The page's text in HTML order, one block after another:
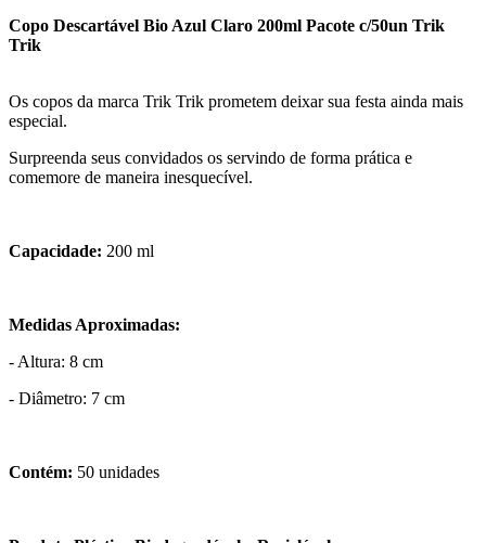
Copo Descartável Bio Azul Claro 200ml Pacote c/50un Trik
Trik
Os copos da marca Trik Trik prometem deixar sua festa ainda mais
especial.
Surpreenda seus convidados os servindo de forma prática e
comemore de maneira inesquecível.
Capacidade: 200 ml
Medidas Aproximadas:
- Altura: 8 cm
- Diâmetro: 7 cm
Contém: 50 unidades